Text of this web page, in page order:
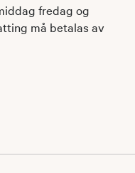
fredag og
må betalas av